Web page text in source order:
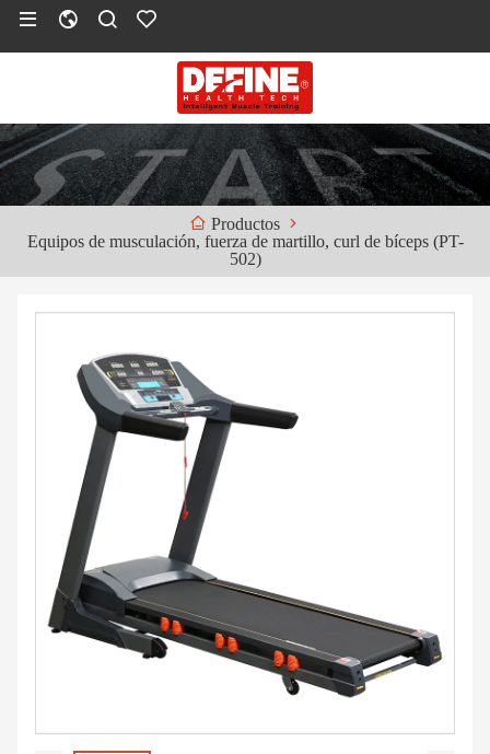
Productos
Equipos de musculación, fuerza de martillo, curl de bíceps (PT-
502)